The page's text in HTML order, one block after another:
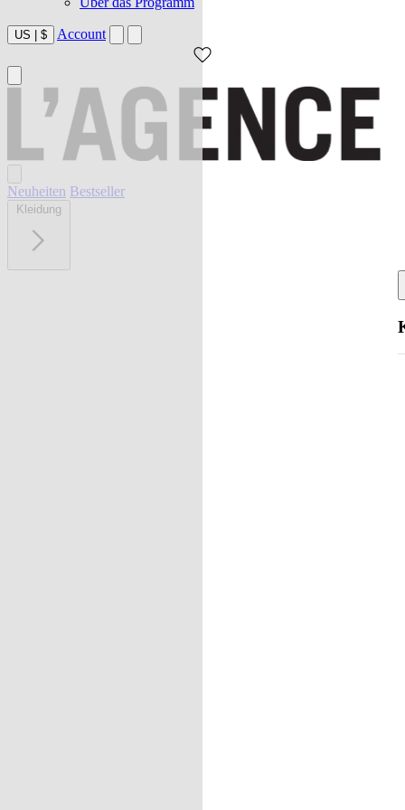
US $ Account
Neuheiten Bestseller
Kleidung